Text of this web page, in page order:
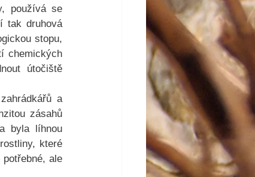
používá se
tak druhová
stopu,
chemických
útočiště
a
zásahů
byla líhnou
které
ale